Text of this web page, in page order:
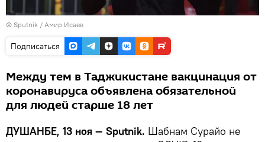
© Sputnik / Амир Исаев
Подписаться
Между тем в Таджикистане вакцинация от
коронавируса объявлена обязательной
для людей старше 18 лет
ДУШАНБЕ, 13 ноя — Sputnik. Шабнам Сурайо не